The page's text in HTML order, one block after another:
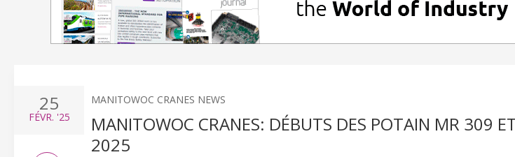
25
FÉVR. '25
MANITOWOC CRANES NEWS
MANITOWOC CRANES: DÉBUTS DES POTAIN MR 309
2025